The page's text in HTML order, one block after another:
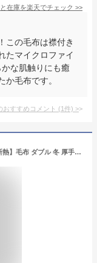
在庫を楽天でチェック >>
この毛布は襟付き
たマイクロファイ
な肌触りにも癒
毛布です。
おすすめコメント (1件) >
IMA HOME 【エアロゲル×アルミシートＷ断熱】毛布 ダブル 冬 厚手 2枚合わせ 6重保温 ふわふわ あったか毛布 冬用 3重抗菌防臭防ダニ 吸湿発熱 W静電気防止 暖かい 掛け布団 もこもこ 宇宙服素材 軽量 襟付き 洗える 180×200cm ネイビー